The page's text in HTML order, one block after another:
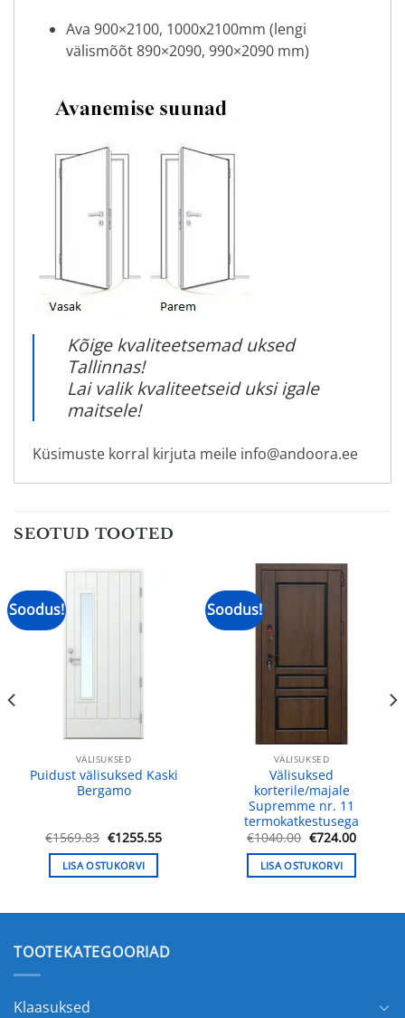
Ava 900×2100, 1000x2100mm (lengi
välismõõt 890×2090, 990×2090 mm)
Kõige kvaliteetsemad uksed
Tallinnas!
Lai valik kvaliteetseid uksi igale
maitsele!
Küsimuste korral kirjuta meile info@andoora.ee
SEOTUD TOOTED
Soodus!
VÄLISUKSED
Puidust välisuksed Kaski
Bergamo
€1569.83 Algne
oli:
€1569.83.
€1255.55Praegune
LISA OSTUKORVI
Soodus!
VÄLISUKSED
Välisuksed
korterile/majale
Supremme nr. 11
termokatkestusega
€1040.00 Algne
oli:
€1040.00.
€724.00
LISA OSTUKORVI
TOOTEKATEGOORIAD
Klaasuksed